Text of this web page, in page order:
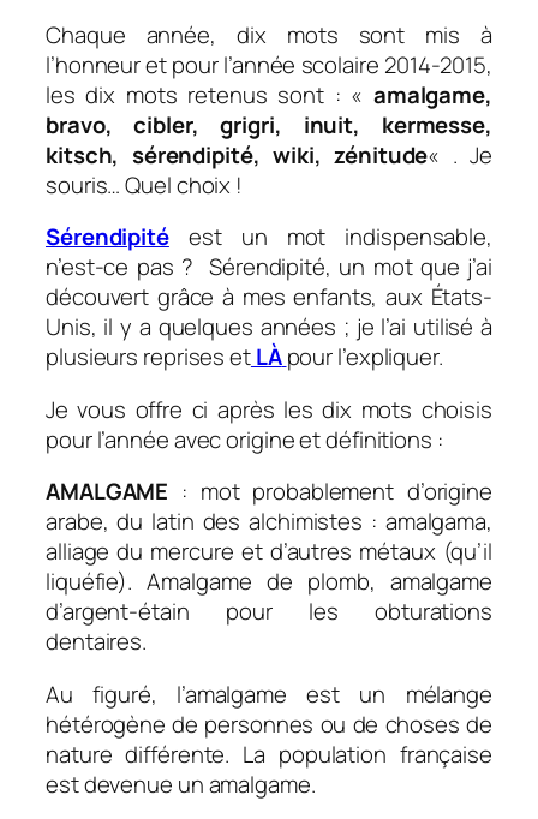
Chaque année, dix mots sont mis à
l’honneur et pour l’année scolaire 2014-2015,
les dix mots retenus sont : « amalgame,
bravo, cibler, grigri, inuit, kermesse,
kitsch, sérendipité, wiki, zénitude« . Je
souris… Quel choix !
Sérendipitéest un mot indispensable,
n’est-ce pas ? Sérendipité, un mot que j’ai
découvert grâce à mes enfants, aux États-
Unis, il y a quelques années ; je l’ai utilisé à
plusieurs reprises etLÀ pour l’expliquer.
Je vous offre ci après les dix mots choisis
pour l’année avec origine et définitions :
AMALGAME : mot probablement d’origine
arabe, du latin des alchimistes : amalgama,
alliage du mercure et d’autres métaux (qu’il
liquéfie). Amalgame de plomb, amalgame
d’argent-étain pour les obturations
dentaires.
Au figuré, l’amalgame est un mélange
hétérogène de personnes ou de choses de
nature différente. La population française
est devenue un amalgame.